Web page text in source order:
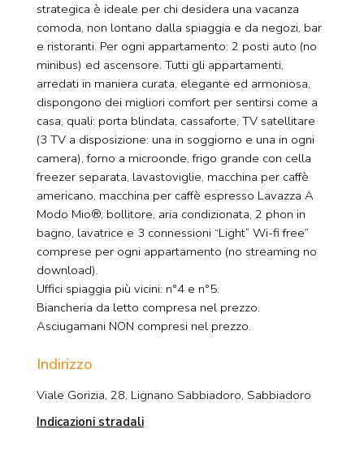
strategica è ideale per chi desidera una vacanza
comoda, non lontano dalla spiaggia e da negozi, bar
e ristoranti. Per ogni appartamento: 2 posti auto (no
minibus) ed ascensore. Tutti gli appartamenti,
arredati in maniera curata, elegante ed armoniosa,
dispongono dei migliori comfort per sentirsi come a
casa, quali: porta blindata, cassaforte, TV satellitare
(3 TV a disposizione: una in soggiorno e una in ogni
camera), forno a microonde, frigo grande con cella
freezer separata, lavastoviglie, macchina per caffè
americano, macchina per caffè espresso Lavazza A
Modo Mio®, bollitore, aria condizionata, 2 phon in
bagno, lavatrice e 3 connessioni “Light” Wi-fi free”
comprese per ogni appartamento (no streaming no
download).
Uffici spiaggia più vicini: n°4 e n°5.
Biancheria da letto compresa nel prezzo.
Asciugamani NON compresi nel prezzo.
Indirizzo
Viale Gorizia, 28, Lignano Sabbiadoro, Sabbiadoro
Indicazioni stradali